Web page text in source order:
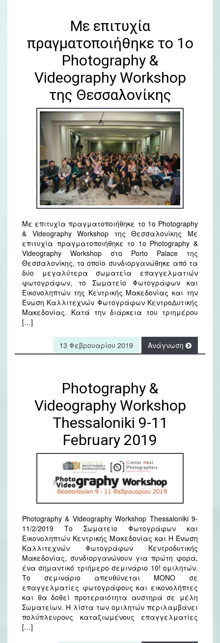
Με επιτυχία
πραγματοποιήθηκε το 1ο
Photography &
Videography Workshop
της Θεσσαλονίκης
Με επιτυχία πραγματοποιήθηκε το 1ο Photography
& Videography Workshop της Θεσσαλονίκης Με
επιτυχία πραγματοποιήθηκε το 1ο Photography &
Videography Workshop στο Porto Palace της
Θεσσαλονίκης, το οποίο συνδιοργανώθηκε από τα
δύο μεγαλύτερα σωματεία επαγγελματιών
φωτογράφων, το Σωματείο Φωτογράφων και
Εικονοληπτών της Κεντρικής Μακεδονίας και την
Ένωση Καλλιτεχνών Φωτογράφων ΚεντροΔυτικής
Μακεδονίας. Κατά την διάρκεια του τριημέρου
[…]
13 Φεβρουαρίου 2019 Ανάγνωση
Photography &
Videography Workshop
Thessaloniki 9-11
February 2019
Photography & Videography Workshop Thessaloniki 9-
11/2/2019 Το Σωματείο Φωτογράφων και
Εικονοληπτών Κεντρικής Μακεδονίας και Η Ένωση
Καλλιτεχνών Φωτογράφων Κεντροδυτικής
Μακεδονίας, συνδιοργανώνουν για πρώτη φορά,
ένα σημαντικό τριήμερο σεμινάριο 10! ομιλητών.
Το σεμινάριο απευθύνεται ΜΟΝΟ σε
επαγγελματίες φωτογράφους και εικονολήπτες
και θα δοθεί προτεραιότητα αυστηρά σε μέλη
Σωματείων. Η λίστα των ομιλητών περιλαμβάνει
πολύπλευρους καταξιωμένους επαγγελματίες
[…]